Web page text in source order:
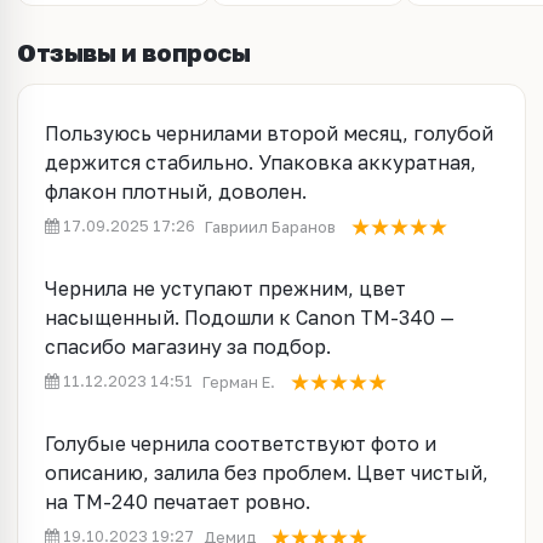
Отзывы и вопросы
Пользуюсь чернилами второй месяц, голубой
держится стабильно. Упаковка аккуратная,
флакон плотный, доволен.
17.09.2025 17:26 Гавриил Баранов
Чернила не уступают прежним, цвет
насыщенный. Подошли к Canon TM-340 —
спасибо магазину за подбор.
11.12.2023 14:51 Герман Е.
Голубые чернила соответствуют фото и
описанию, залила без проблем. Цвет чистый,
на TM-240 печатает ровно.
19.10.2023 19:27 Демид